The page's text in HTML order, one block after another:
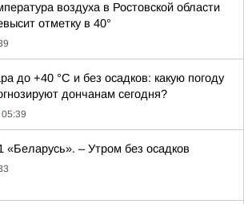
воздуха в Ростовской области
отметку в 40°
до +40 °С и без осадков: какую погоду
дончанам сегодня?
05:39
«Беларусь». – Утром без осадков